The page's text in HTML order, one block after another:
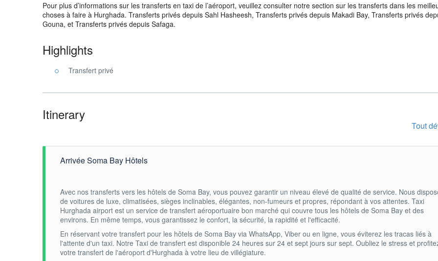
Pour plus d’informations sur les transferts en taxi de l’aéroport, veuillez consulter notre section sur les transferts dans les
choses à faire à Hurghada. Transferts privés depuis Sahl Hasheesh, Transferts privés depuis Makadi Bay, Transferts privés
Gouna, et Transferts privés depuis Safaga.
Highlights
Transfert privé
Itinerary
Tout
Arrivée Soma Bay Hôtels
Avec nos transferts vers les hôtels de Soma Bay, vous pouvez garantir un niveau élevé de qualité de service. Nous
de voitures de luxe, climatisées, sièges inclinables, élégantes, non-fumeurs et propres, répondant à vos attentes. Taxi
Hurghada airport est un service de transfert aéroportuaire bon marché qui couvre tous les hôtels de Soma Bay et des
environs. En même temps, vous garantissez le confort, la sécurité, la rapidité et l'efficacité.
En réservant votre transfert pour les hôtels de Soma Bay via WhatsApp, Viber ou en ligne, vous éviterez les tracas liés à
l'attente d'un taxi. Notre Taxi de transfert est disponible 24 heures sur 24 et sept jours sur sept. Oubliez le stress et
votre transfert de l'aéroport d'Hurghada à votre lieu de villégiature.